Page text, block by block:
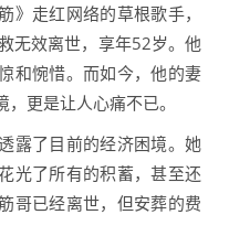
》走红网络的草根歌手，
无效离世，享年52岁。他
和惋惜。而如今，他的妻
更是让人心痛不已。
露了目前的经济困境。她
光了所有的积蓄，甚至还
哥已经离世，但安葬的费